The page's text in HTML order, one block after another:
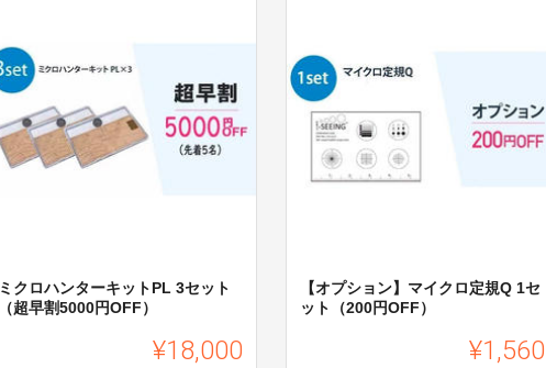
ミクロハンターキットPL 3セット
（超早割5000円OFF）
¥18,000
【オプション】マイクロ定規Q 1セ
ット（200円OFF）
¥1,560